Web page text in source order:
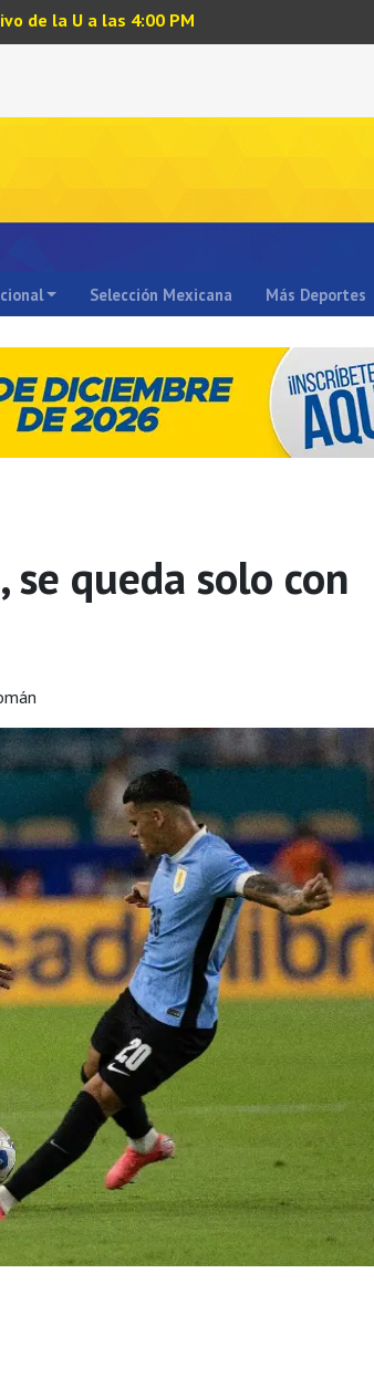
de la U a las 4:00 PM
Selección Mexicana Más Deportes
queda solo con